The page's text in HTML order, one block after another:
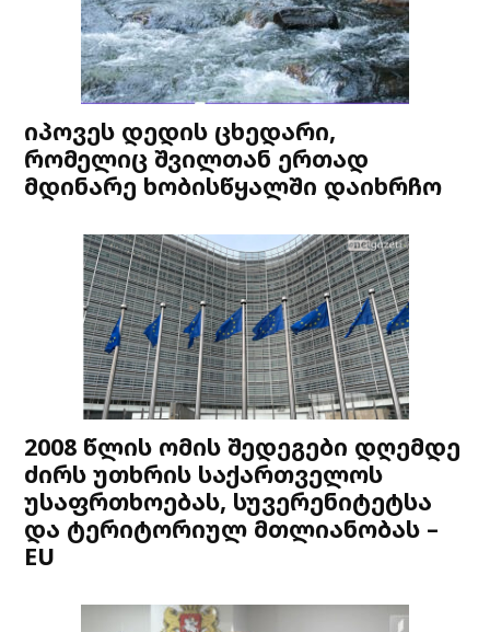
იპოვეს დედის ცხედარი,
რომელიც შვილთან ერთად
მდინარე ხობისწყალში დაიხრჩო
2008 წლის ომის შედეგები დღემდე
ძირს უთხრის საქართველოს
უსაფრთხოებას, სუვერენიტეტსა
და ტერიტორიულ მთლიანობას –
EU